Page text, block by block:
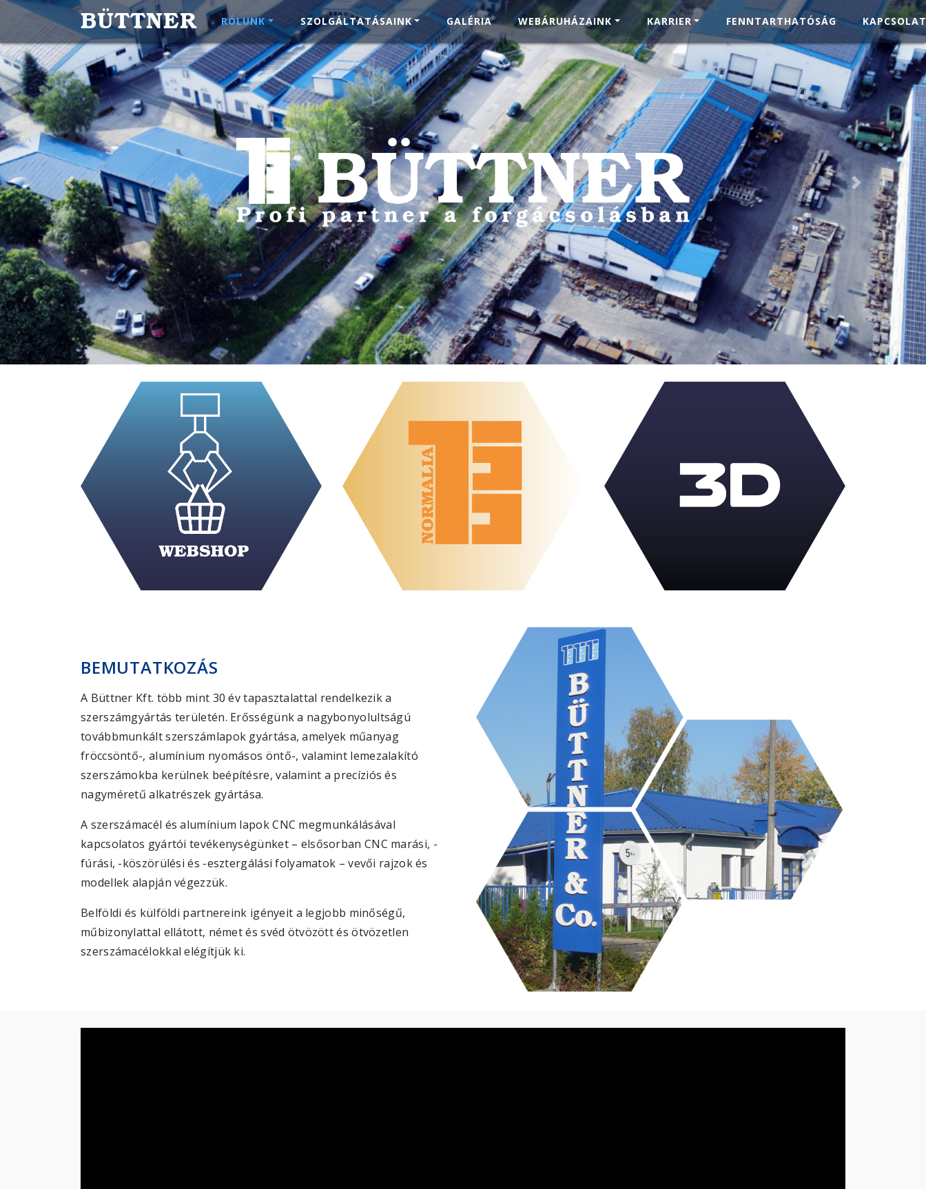
BÜTTNER RÓLUNK SZOLGÁLTATÁSAINK GALÉRIA WEBÁRUHÁZAINK KARRIER FENNTARTHATÓSÁG
5 tengelyes precíziós megmunkálás
8.000 mm x 3.700 mm x 1.500 mm
Previous Next
BEMUTATKOZÁS
A Büttner Kft. több mint 30 év tapasztalattal rendelkezik a
szerszámgyártás területén. Erősségünk a nagybonyolultságú
továbbmunkált szerszámlapok gyártása, amelyek műanyag
fröccsöntő-, alumínium nyomásos öntő-, valamint lemezalakító
szerszámokba kerülnek beépítésre, valamint a precíziós és
nagyméretű alkatrészek gyártása.
A szerszámacél és alumínium lapok CNC megmunkálásával
kapcsolatos gyártói tevékenységünket – elsősorban CNC marási, -
fúrási, -köszörülési és -esztergálási folyamatok – vevői rajzok és
modellek alapján végezzük.
Belföldi és külföldi partnereink igényeit a legjobb minőségű,
műbizonylattal ellátott, német és svéd ötvözött és ötvözetlen
szerszámacélokkal elégítjük ki.